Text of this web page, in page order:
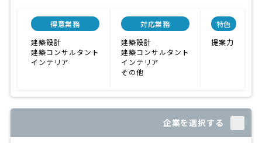
得意業務
建築設計
建築コンサルタント
インテリア
対応業務
建築設計
建築コンサルタント
インテリア
その他
特色
提案力
企業を選択する